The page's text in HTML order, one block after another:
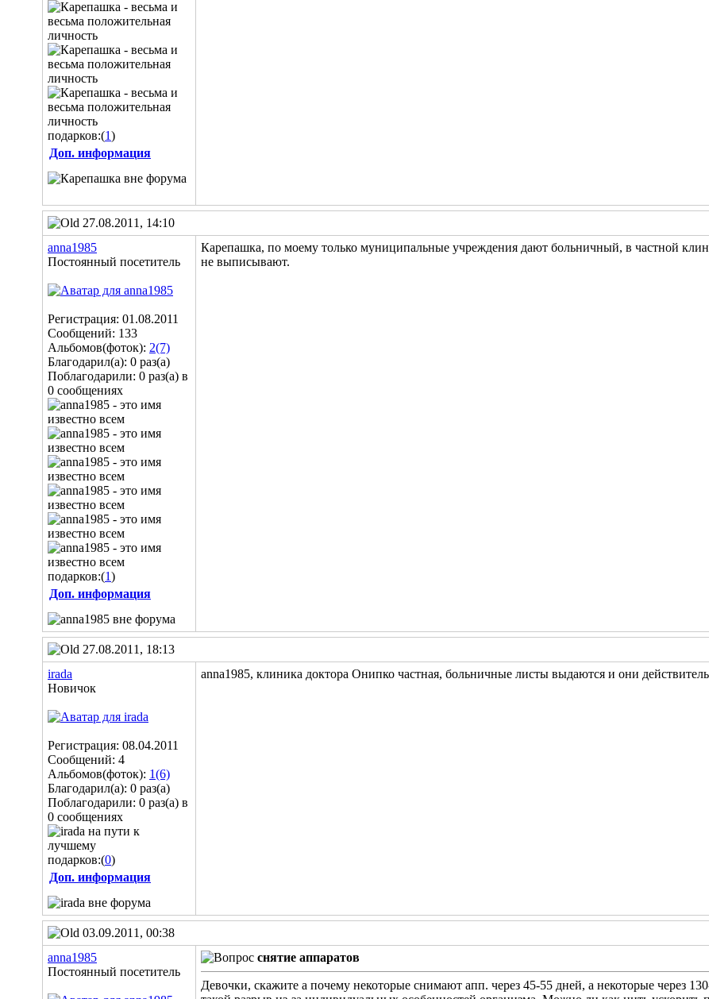
подарков:(1)
Доп. информация
27.08.2011, 14:10
anna1985
Постоянный посетитель
Регистрация: 01.08.2011
Сообщений: 133
Альбомов(фоток): 2(7)
Благодарил(а): 0 раз(а)
Поблагодарили: 0 раз(а) в
0 сообщениях
подарков:(1)
Доп. информация
Карепашка, по моему только муниципальные учреждения дают больничный, в частной
не выписывают.
27.08.2011, 18:13
irada
Новичок
Регистрация: 08.04.2011
Сообщений: 4
Альбомов(фоток): 1(6)
Благодарил(а): 0 раз(а)
Поблагодарили: 0 раз(а) в
0 сообщениях
подарков:(0)
Доп. информация
anna1985, клиника доктора Онипко частная, больничные листы выдаются и они
03.09.2011, 00:38
anna1985
Постоянный посетитель
снятие аппаратов
Девочки, скажите а почему некоторые снимают апп. через 45-55 дней, а некоторые через